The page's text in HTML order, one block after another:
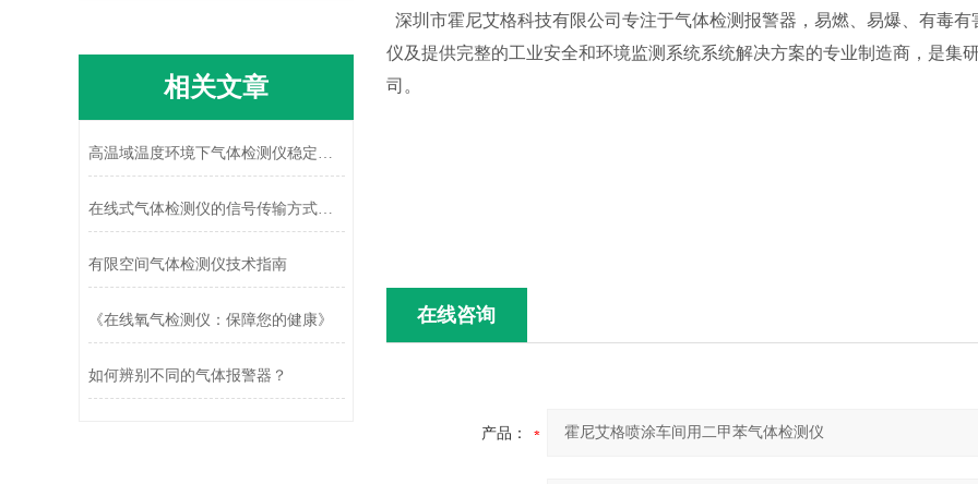
深圳市霍尼艾格科技有限公司专注于气体检测报警器，易燃、易爆、有毒
仪及提供完整的工业安全和环境监测系统系统解决方案的专业制造商，是集
司。
在线咨询
产品：
相关文章
高温域温度环境下气体检测仪稳定运行的关键技术研究
在线式气体检测仪的信号传输方式有哪几种？
有限空间气体检测仪技术指南
《在线氧气检测仪：保障您的健康》
如何辨别不同的气体报警器？